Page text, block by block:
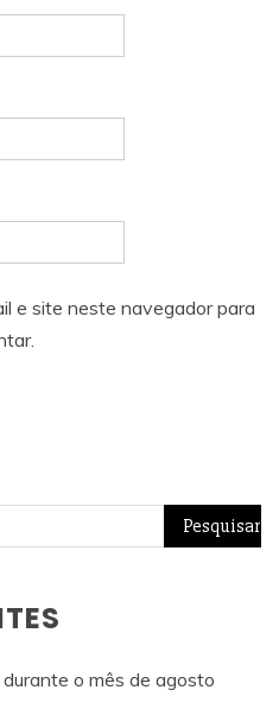
e site neste navegador para
o mês de agosto